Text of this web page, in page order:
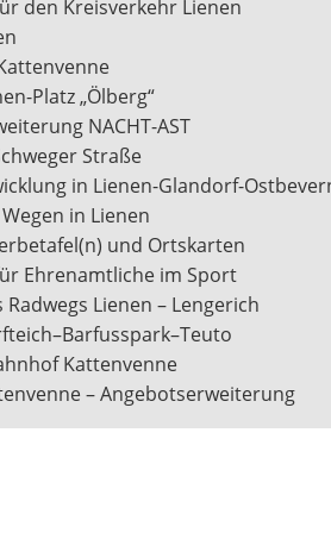
den Kreisverkehr Lienen
Platz „Ölberg“
NACHT-AST
Straße
in Lienen-Glandorf-
in Lienen
und Ortskarten
Ehrenamtliche im Sport
Lienen – Lengerich
Kattenvenne
– Angebotserweiterung